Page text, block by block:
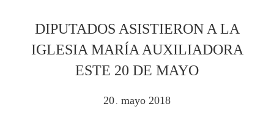
DIPUTADOS ASISTIERON A LA
IGLESIA MARÍA AUXILIADORA
ESTE 20 DE MAYO
20 mayo 2018